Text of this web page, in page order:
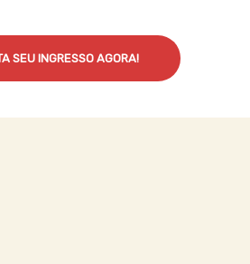
SEU INGRESSO AGORA!